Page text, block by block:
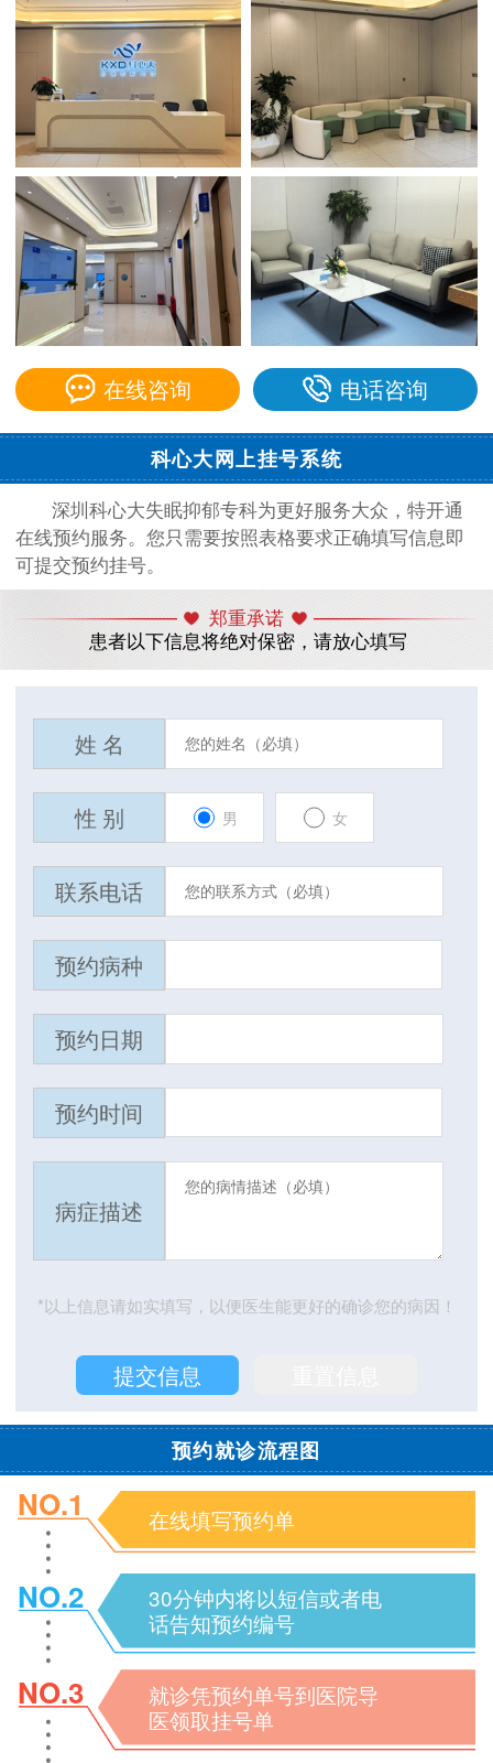
在线咨询 电话咨询
科心大网上挂号系统
深圳科心大失眠抑郁专科为更好服务大众，特开通
在线预约服务。您只需要按照表格要求正确填写信息即
可提交预约挂号。
郑重承诺
患者以下信息将绝对保密，请放心填写
姓 名
性 别 男 女
联系电话
预约病种
预约日期
预约时间
病症描述
*以上信息请如实填写，以便医生能更好的确诊您的病因！
预约就诊流程图
NO.1 在线填写预约单
NO.2
30分钟内将以短信或者电
话告知预约编号
NO.3
就诊凭预约单号到医院导
医领取挂号单